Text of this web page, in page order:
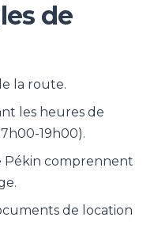
de
la route.
les heures de
19h00).
Pékin comprennent
de location